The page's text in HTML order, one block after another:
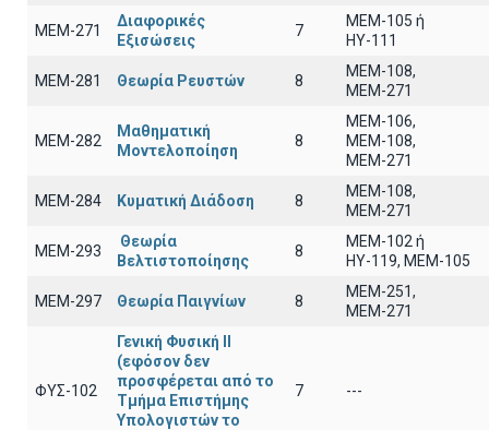
ΜΕΜ-271
Διαφορικές
Εξισώσεις
7
ΜΕΜ-105 ή
ΗΥ-111
ΜΕΜ-281 Θεωρία Ρευστών 8
ΜΕΜ-108,
ΜΕΜ-271
ΜΕΜ-282
Μαθηματική
Μοντελοποίηση
8
ΜΕΜ-106,
ΜΕΜ-108,
ΜΕΜ-271
ΜΕΜ-284 Κυματική Διάδοση 8
ΜΕΜ-108,
ΜΕΜ-271
ΜΕΜ-293
Θεωρία
Βελτιστοποίησης
8
ΜΕΜ-102 ή
ΗΥ-119, ΜΕΜ-105
ΜΕΜ-297 Θεωρία Παιγνίων 8
ΜΕΜ-251,
ΜΕΜ-271
ΦΥΣ-102
Γενική Φυσική ΙΙ
(εφόσον δεν
προσφέρεται από το
Τμήμα Επιστήμης
Υπολογιστών το
7 ---